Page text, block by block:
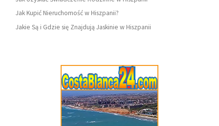
Jak Kupić Nieruchomość w Hiszpanii?
Jakie Są i Gdzie się Znajdują Jaskinie w Hiszpanii